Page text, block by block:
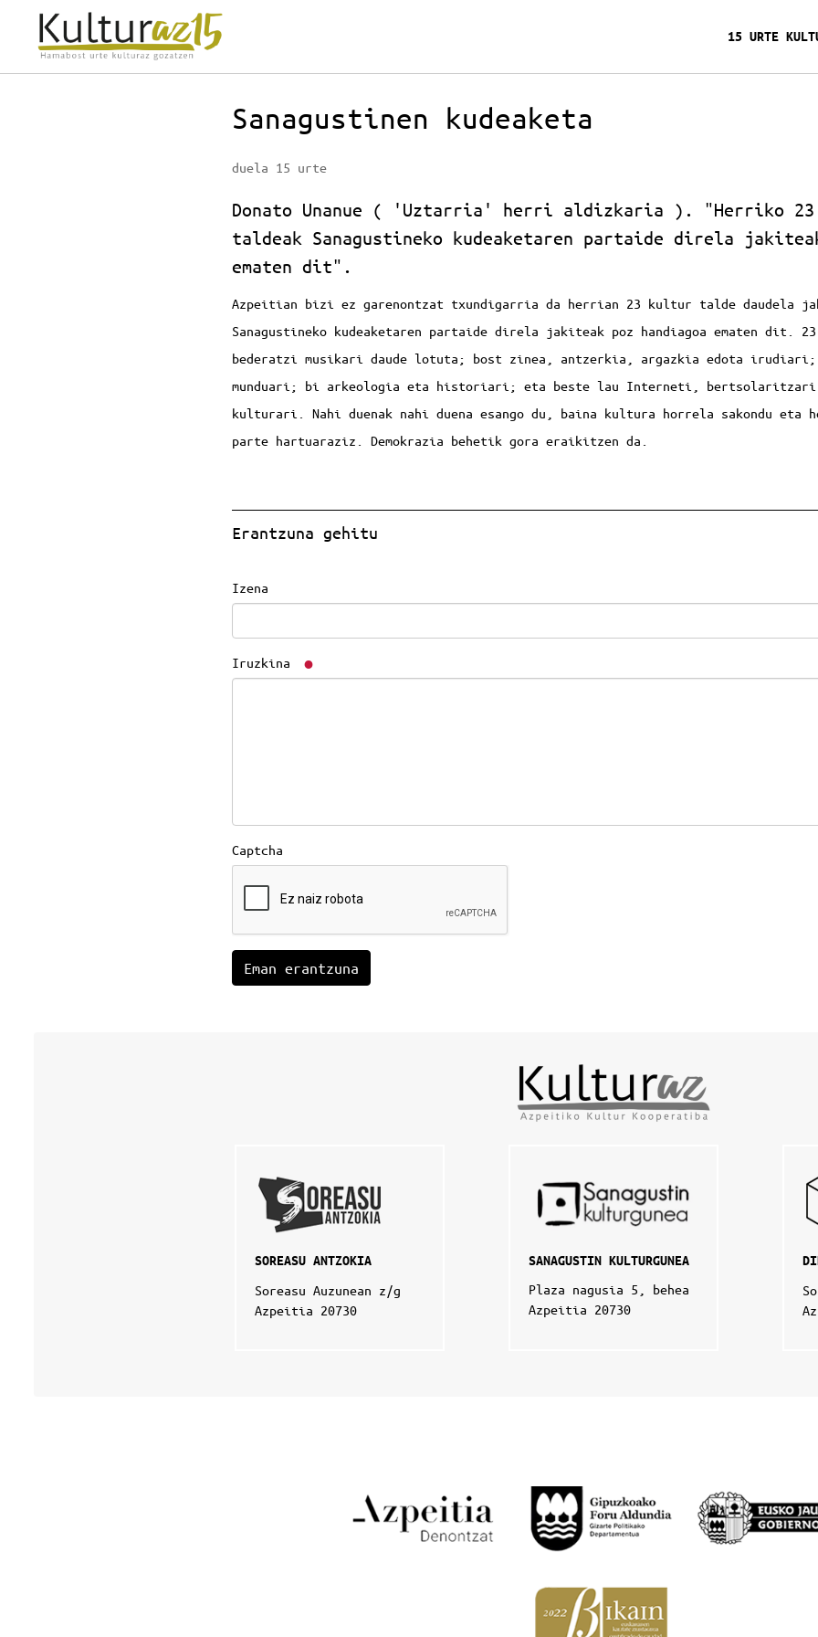
15 URTE
Sanagustinen kudeaketa
duela 15 urte
Donato Unanue ( 'Uztarria' herri aldizkaria ). "Herriko
taldeak Sanagustineko kudeaketaren partaide direla
ematen dit".
Azpeitian bizi ez garenontzat txundigarria da herrian 23 kultur talde daudela
Sanagustineko kudeaketaren partaide direla jakiteak poz handiagoa ematen dit.
bederatzi musikari daude lotuta; bost zinea, antzerkia, argazkia edota
munduari; bi arkeologia eta historiari; eta beste lau Interneti,
kulturari. Nahi duenak nahi duena esango du, baina kultura horrela sakondu eta
parte hartuaraziz. Demokrazia behetik gora eraikitzen da.
Erantzuna gehitu
Izena
Iruzkina
Captcha
SOREASU ANTZOKIA
Soreasu Auzunean z/g
Azpeitia 20730
SANAGUSTIN KULTURGUNEA
Plaza nagusia 5, behea
Azpeitia 20730